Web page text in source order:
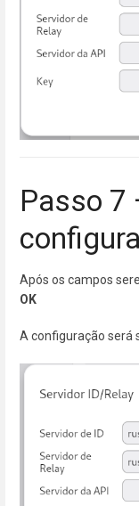
Passo 7
Após os campos
OK
A configuração será